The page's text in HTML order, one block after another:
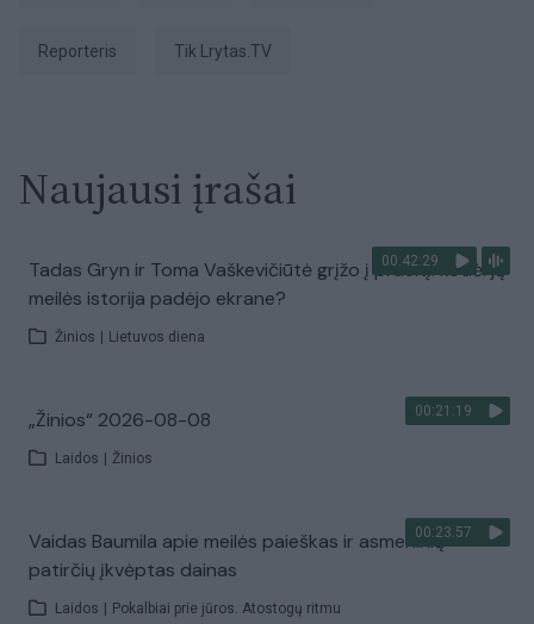
Reporteris tik Lrytas.TV
Naujausi įrašai
00:42:29
Tadas Gryn ir Toma Vaškevičiūtė grįžo į praeitį: kodėl jų
meilės istorija padėjo ekrane?
Žinios Lietuvos diena
00:21:19
„Žinios“ 2026-08-08
Laidos Žinios
00:23:57
Vaidas Baumila apie meilės paieškas ir asmeninių
patirčių įkvėptas dainas
Laidos Pokalbiai prie jūros. Atostogų ritmu